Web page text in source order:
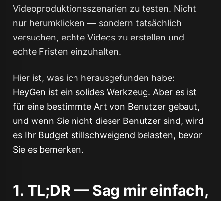
Videoproduktionsszenarien zu testen. Nicht
nur herumklicken — sondern tatsächlich
versuchen, echte Videos zu erstellen und
echte Fristen einzuhalten.
Hier ist, was ich herausgefunden habe:
HeyGen ist ein solides Werkzeug. Aber es ist
für eine bestimmte Art von Benutzer gebaut,
und wenn Sie nicht dieser Benutzer sind, wird
es Ihr Budget stillschweigend belasten, bevor
Sie es bemerken.
1. TL;DR — Sag mir einfach,